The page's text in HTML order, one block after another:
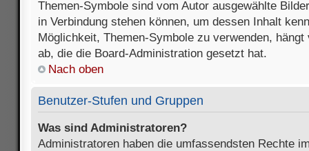
Themen-Symbole sind vom Autor ausgewählte
in Verbindung stehen können, um dessen Inhalt
Möglichkeit, Themen-Symbole zu verwenden,
ab, die die Board-Administration gesetzt hat.
Nach oben
Benutzer-Stufen und Gruppen
Was sind Administratoren?
Administratoren haben die umfassendsten Rechte